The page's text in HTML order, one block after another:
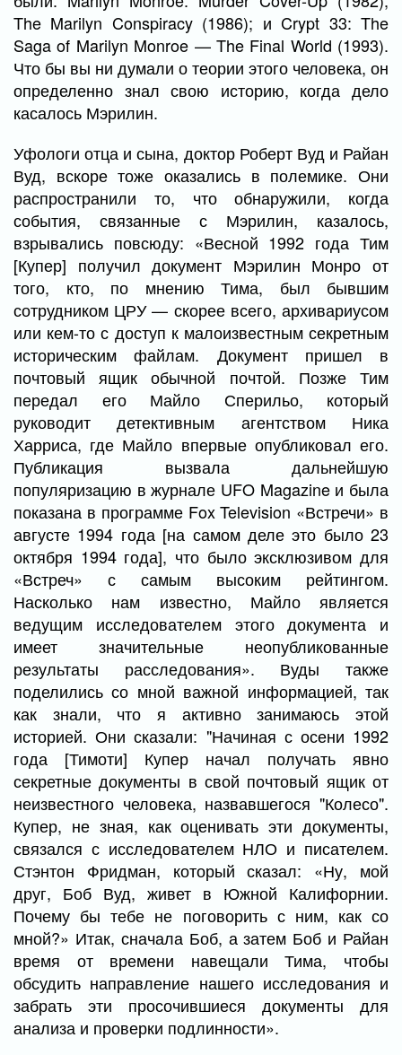
The Marilyn Conspiracy (1986); и Crypt 33: The
Saga of Marilyn Monroe — The Final World (1993).
Что бы вы ни думали о теории этого человека, он
определенно знал свою историю, когда дело
касалось Мэрилин.
Уфологи отца и сына, доктор Роберт Вуд и Райан
Вуд, вскоре тоже оказались в полемике. Они
распространили то, что обнаружили, когда
события, связанные с Мэрилин, казалось,
взрывались повсюду: «Весной 1992 года Тим
[Купер] получил документ Мэрилин Монро от
того, кто, по мнению Тима, был бывшим
сотрудником ЦРУ — скорее всего, архивариусом
или кем-то с доступ к малоизвестным секретным
историческим файлам. Документ пришел в
почтовый ящик обычной почтой. Позже Тим
передал его Майло Сперильо, который
руководит детективным агентством Ника
Харриса, где Майло впервые опубликовал его.
Публикация вызвала дальнейшую
популяризацию в журнале UFO Magazine и была
показана в программе Fox Television «Встречи» в
августе 1994 года [на самом деле это было 23
октября 1994 года], что было эксклюзивом для
«Встреч» с самым высоким рейтингом.
Насколько нам известно, Майло является
ведущим исследователем этого документа и
имеет значительные неопубликованные
результаты расследования». Вуды также
поделились со мной важной информацией, так
как знали, что я активно занимаюсь этой
историей. Они сказали: "Начиная с осени 1992
года [Тимоти] Купер начал получать явно
секретные документы в свой почтовый ящик от
неизвестного человека, назвавшегося "Колесо".
Купер, не зная, как оценивать эти документы,
связался с исследователем НЛО и писателем.
Стэнтон Фридман, который сказал: «Ну, мой
друг, Боб Вуд, живет в Южной Калифорнии.
Почему бы тебе не поговорить с ним, как со
мной?» Итак, сначала Боб, а затем Боб и Райан
время от времени навещали Тима, чтобы
обсудить направление нашего исследования и
забрать эти просочившиеся документы для
анализа и проверки подлинности».